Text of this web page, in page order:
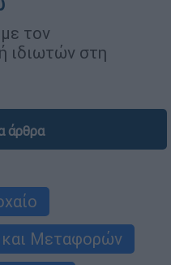
τον
ιδιωτών στη
άρθρα
Μεταφορών